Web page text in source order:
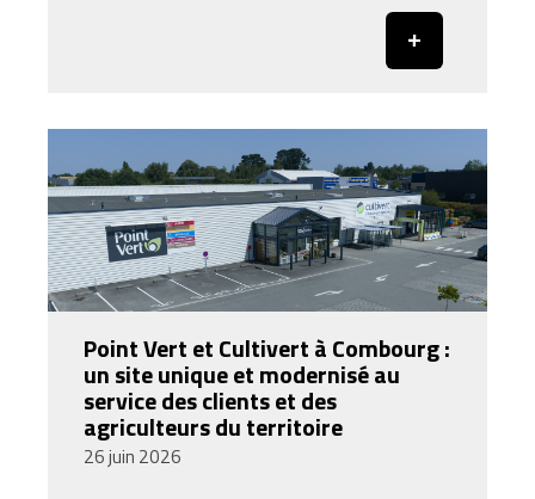
Point Vert et Cultivert à Combourg :
un site unique et modernisé au
service des clients et des
agriculteurs du territoire
26 juin 2026